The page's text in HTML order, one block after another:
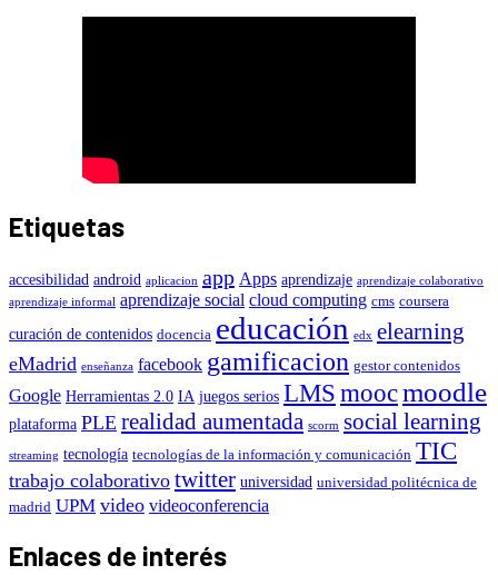
Etiquetas
accesibilidad android aplicacion app Apps aprendizaje aprendizaje colaborativo
aprendizaje informal aprendizaje social cloud computing cms coursera
curación de contenidos docencia educación edx elearning
eMadrid enseñanza facebook gamificacion gestor contenidos
Google Herramientas 2.0 IA juegos serios LMS moocmoodle
plataforma PLE realidad aumentada scorm social learning
streaming tecnología tecnologías de la información y comunicación TIC
trabajo colaborativo twitter universidad universidad politécnica de
madrid UPM video videoconferencia
Enlaces de interés